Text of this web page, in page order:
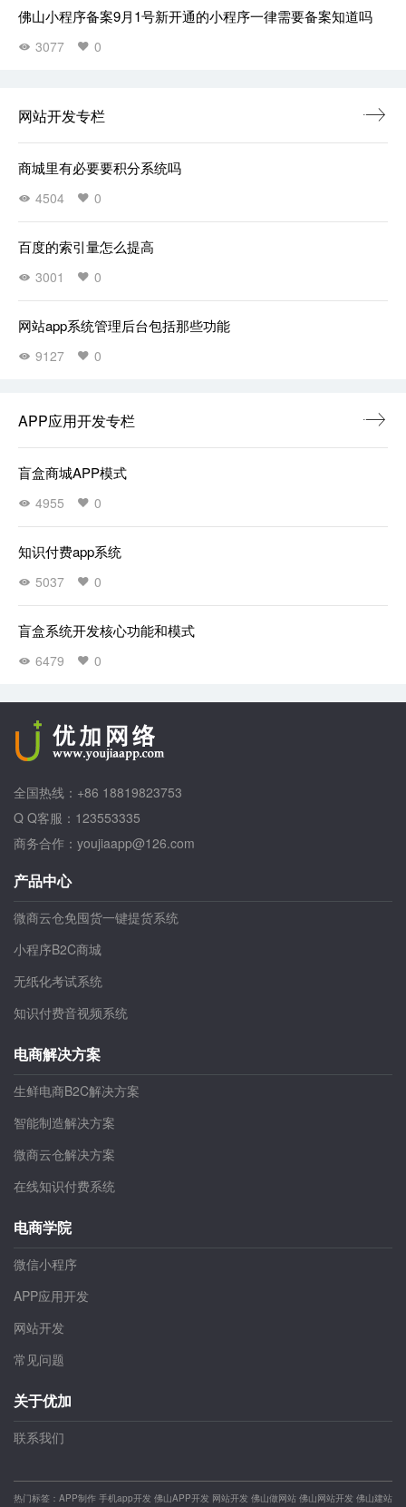
佛山小程序备案9月1号新开通的小程序一律需要备案知道吗
3077 0
网站开发专栏
商城里有必要要积分系统吗
4504 0
百度的索引量怎么提高
3001 0
网站app系统管理后台包括那些功能
9127 0
APP应用开发专栏
盲盒商城APP模式
4955 0
知识付费app系统
5037 0
盲盒系统开发核心功能和模式
6479 0
全国热线：+86 18819823753
Q Q客服：123553335
商务合作：youjiaapp@126.com
产品中心
微商云仓免囤货一键提货系统
小程序B2C商城
无纸化考试系统
知识付费音视频系统
电商解决方案
生鲜电商B2C解决方案
智能制造解决方案
微商云仓解决方案
在线知识付费系统
电商学院
微信小程序
APP应用开发
网站开发
常见问题
关于优加
联系我们
热门标签： APP制作 手机app开发 佛山APP开发 网站开发 佛山做网站 佛山网站开发 佛山建站